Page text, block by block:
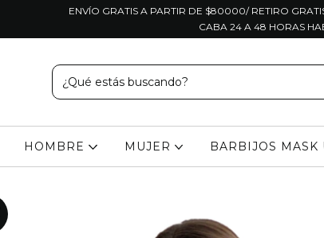
ENVÍO GRATIS A PARTIR DE $80000/ RETIRO
CABA 24 A 48 HORAS
HOMBRE MUJER BARBIJOS